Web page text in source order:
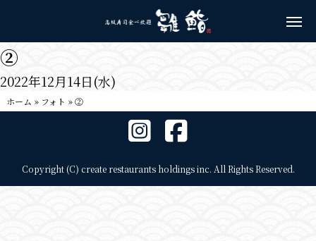
②
2022年12月14日(水)
ホーム » フォト »②
Copyright (C) create restaurants holdings inc. All Rights Reserved.